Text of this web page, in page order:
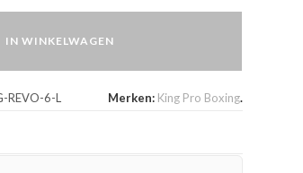
IN WINKELWAGEN
REVO-6-L Merken: King Pro Boxing.